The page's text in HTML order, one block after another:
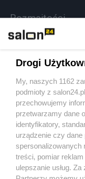
Rozmaitości
Sport
Społeczeństwo
Kultura
X
Drogi
My, naszych 1162
podmioty z
przechowujemy
przetwarzamy dane
identyfikatory,
urządzenie czy dane
spersonalizowanych
treści, pomiar
ulepszanie usług.